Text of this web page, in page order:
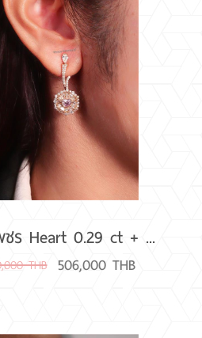
ชร Heart 0.29 ct + ...
THB 506,000 THB